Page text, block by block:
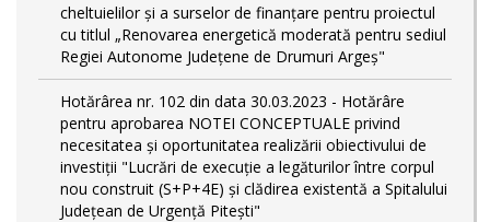
cheltuielilor și a surselor de finanțare pentru proiectul
cu titlul „Renovarea energetică moderată pentru sediul
Regiei Autonome Județene de Drumuri Argeș"
Hotărârea nr. 102 din data 30.03.2023 - Hotărâre
pentru aprobarea NOTEI CONCEPTUALE privind
necesitatea și oportunitatea realizării obiectivului de
investiții "Lucrări de execuție a legăturilor între corpul
nou construit (S+P+4E) și clădirea existentă a Spitalului
Județean de Urgență Pitești"